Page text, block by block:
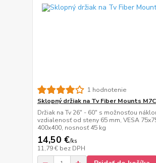
1 hodnotenie
Sklopný držiak na Tv Fiber Mounts
Držiak na Tv 26" - 60" s možnosťou
vzdialenosť od steny 65 mm, VESA
400x400, nosnosť 45 kg
14,50 €/ks
11,79 € bez DPH